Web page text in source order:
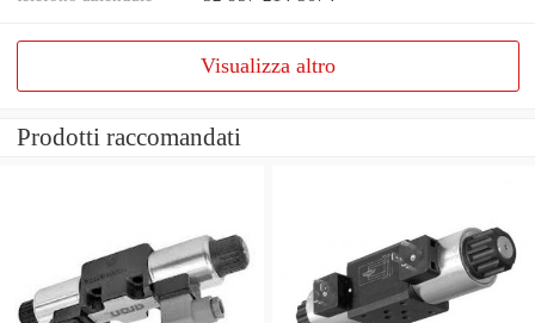
Visualizza altro
Prodotti raccomandati